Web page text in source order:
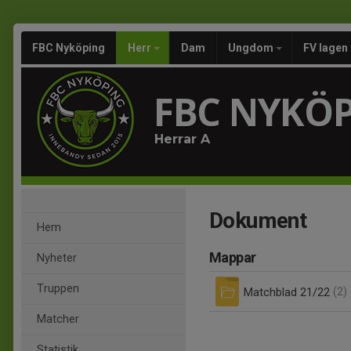
FBC Nyköping Herr Dam Ungdom FV lagen
FBC
Herrar A
Hem
Nyheter
Truppen
Matcher
Dokument
Mappar
Matchblad 21/22 (2)